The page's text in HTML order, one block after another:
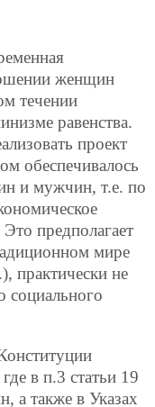
женщин
течении
равенства.
проект
обеспечивалось
и мужчин, т.е. по
предполагает
мире
практически не
социального
в п.3 статьи 19
а также в Указах